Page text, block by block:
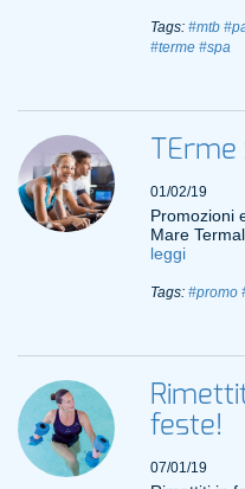
Tags: #mtb
#terme #spa
01/02/19
Promozioni
Mare
leggi
Tags: #promo
feste!
07/01/19